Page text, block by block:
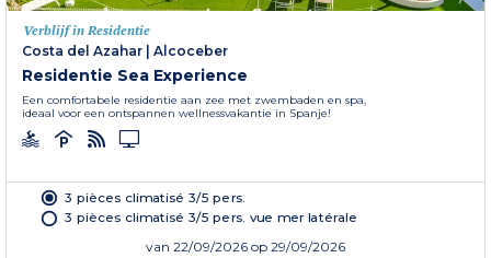
Verblijf in Residentie
Costa del Azahar
Alcoceber
Residentie Sea Experience
Een comfortabele residentie aan zee met zwembaden en spa,
ideaal voor een ontspannen wellnessvakantie in Spanje!
3 pièces climatisé 3/5 pers.
3 pièces climatisé 3/5 pers. vue mer latérale
van 22/09/2026 op 29/09/2026